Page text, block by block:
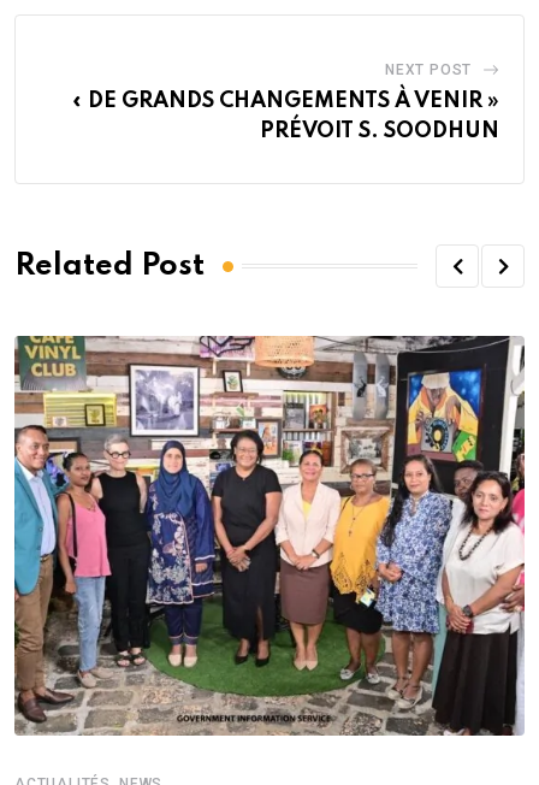
NEXT POST
« DE GRANDS CHANGEMENTS À VENIR »
PRÉVOIT S. SOODHUN
Related Post